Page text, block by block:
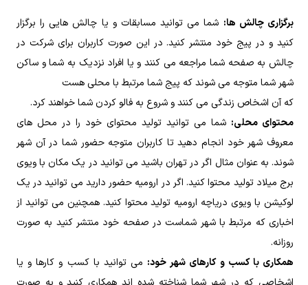
برگزاری چالش ها: شما می توانید مسابقات و یا چالش هایی را برگزار
کنید و در پیج خود منتشر کنید. در این صورت کاربران برای شرکت در
چالش به صفحه شما مراجعه می کنند و یا افراد نزدیک به شما و ساکن
شهر شما متوجه می شوند که پیج شما مرتبط با محلی هست
که آن اشخاص زندگی می کنند و شروع به فالو کردن شما خواهند کرد.
محتوای محلی: شما می توانید تولید محتوای خود را در محل های
معروف شهر خود انجام دهید تا کاربران متوجه حضور شما در آن شهر
شوند. به عنوان مثال اگر در تهران باشید می توانید در یک مکان با ویوی
برج میلاد تولید محتوا کنید. اگر در ارومیه حضور دارید می توانید در یک
لوکیشن با ویوی دریاچه ارومیه تولید محتوا کنید. همچنین می توانید از
اخباری که مرتبط با شهر شماست در صفحه خود منتشر کنید به صورت
روزانه.
همکاری با کسب و کارهای شهر خود: می توانید با کسب و کارها و یا